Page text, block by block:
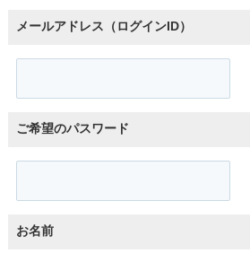
メールアドレス（ログインID）
ご希望のパスワード
お名前